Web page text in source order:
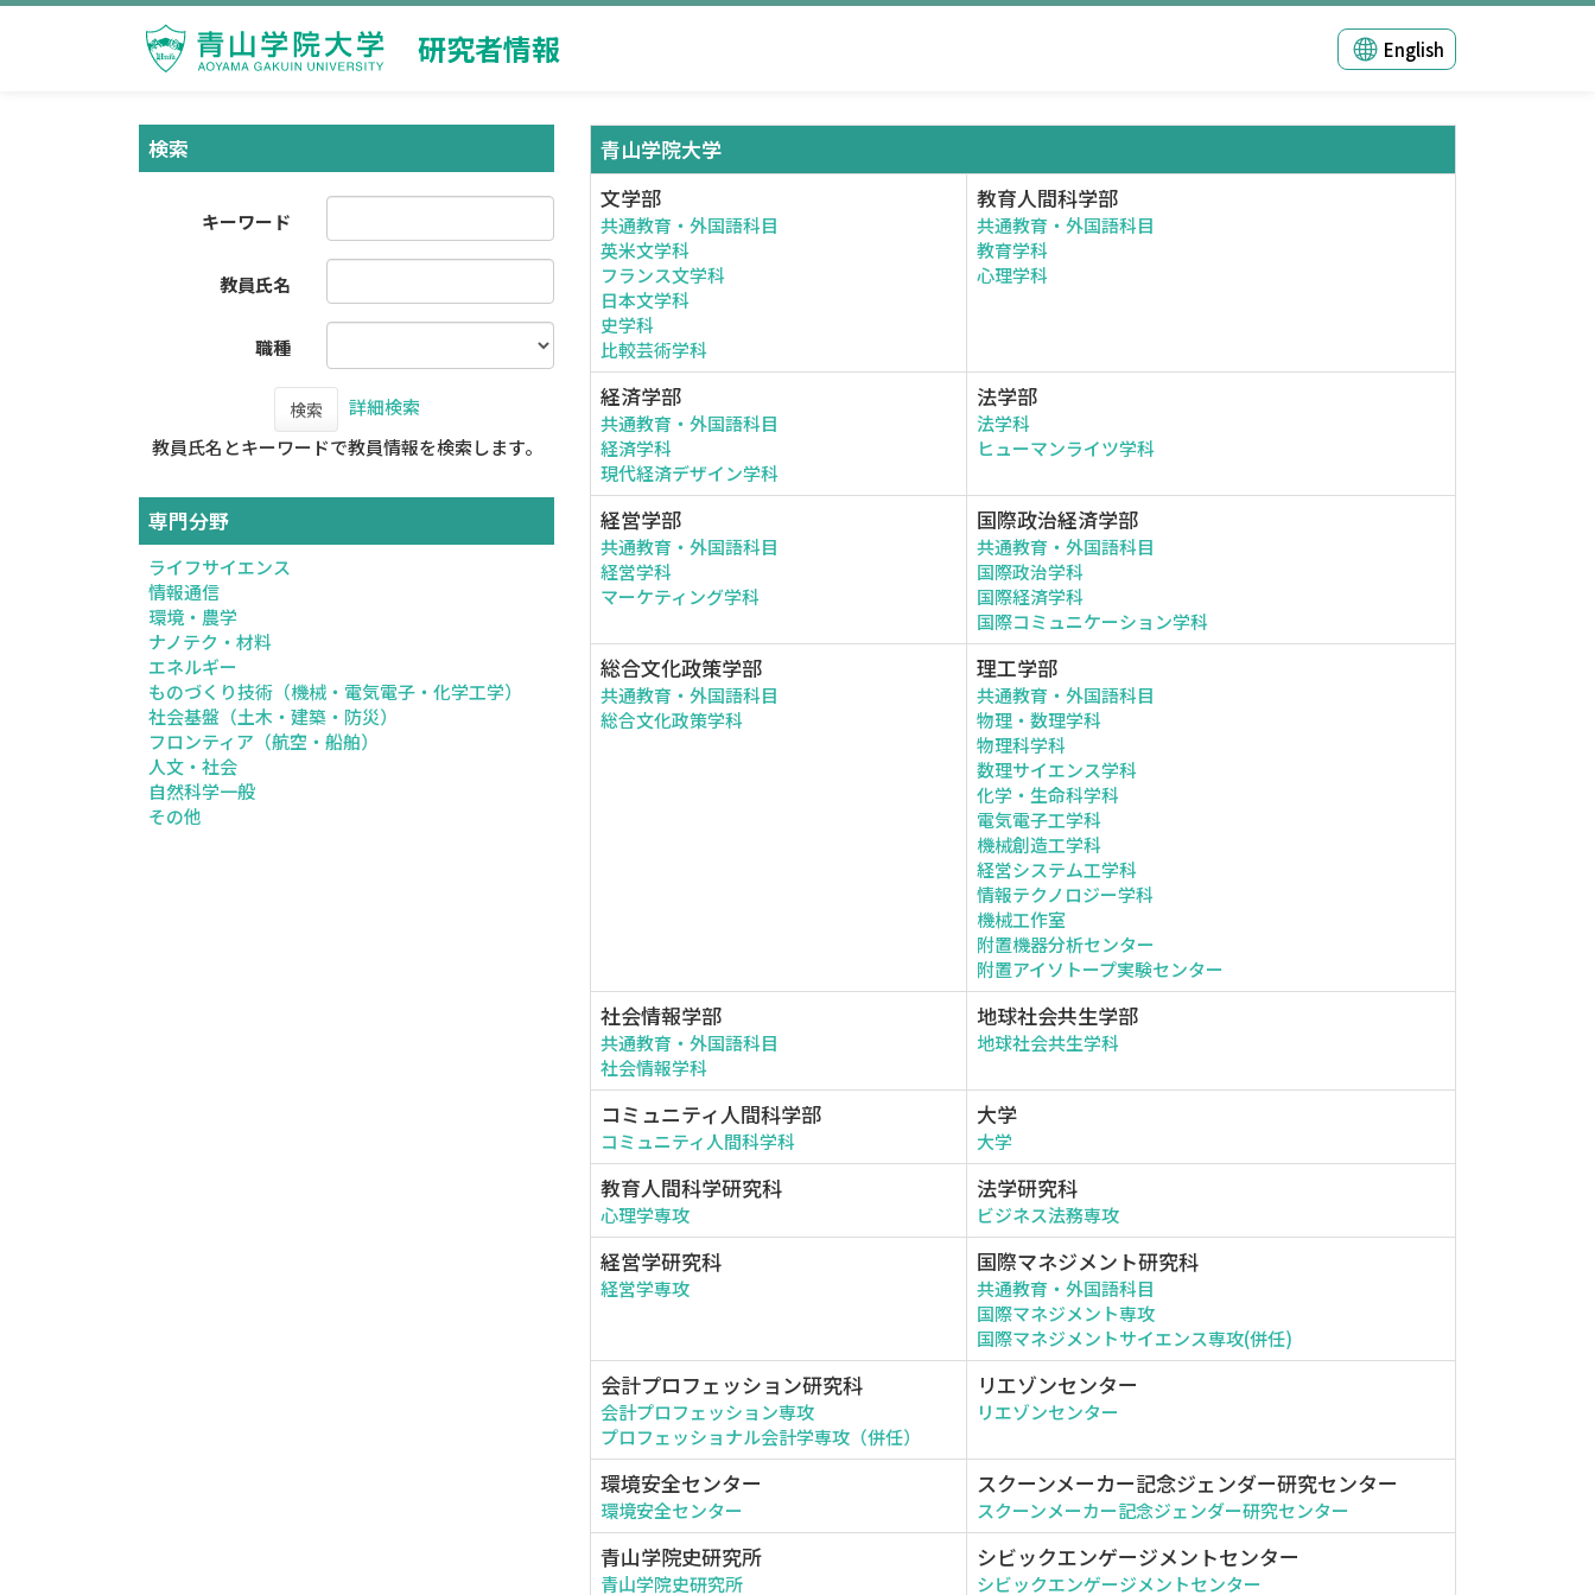
研究者情報 English
検索
キーワード
教員氏名
職種
検索
詳細検索
教員氏名とキーワードで教員情報を検索します。
専門分野
ライフサイエンス
情報通信
環境・農学
ナノテク・材料
エネルギー
ものづくり技術（機械・電気電子・化学工学）
社会基盤（土木・建築・防災）
フロンティア（航空・船舶）
人文・社会
自然科学一般
その他
青山学院大学
文学部
共通教育・外国語科目
英米文学科
フランス文学科
日本文学科
史学科
比較芸術学科
教育人間科学部
共通教育・外国語科目
教育学科
心理学科
経済学部
共通教育・外国語科目
経済学科
現代経済デザイン学科
法学部
法学科
ヒューマンライツ学科
経営学部
共通教育・外国語科目
経営学科
マーケティング学科
国際政治経済学部
共通教育・外国語科目
国際政治学科
国際経済学科
国際コミュニケーション学科
総合文化政策学部
共通教育・外国語科目
総合文化政策学科
理工学部
共通教育・外国語科目
物理・数理学科
物理科学科
数理サイエンス学科
化学・生命科学科
電気電子工学科
機械創造工学科
経営システム工学科
情報テクノロジー学科
機械工作室
附置機器分析センター
附置アイソトープ実験センター
社会情報学部
共通教育・外国語科目
社会情報学科
地球社会共生学部
地球社会共生学科
コミュニティ人間科学部
コミュニティ人間科学科
大学
大学
教育人間科学研究科
心理学専攻
法学研究科
ビジネス法務専攻
経営学研究科
経営学専攻
国際マネジメント研究科
共通教育・外国語科目
国際マネジメント専攻
国際マネジメントサイエンス専攻(併任)
会計プロフェッション研究科
会計プロフェッション専攻
プロフェッショナル会計学専攻（併任）
リエゾンセンター
リエゾンセンター
環境安全センター
環境安全センター
スクーンメーカー記念ジェンダー研究センター
スクーンメーカー記念ジェンダー研究センター
青山学院史研究所
青山学院史研究所
シビックエンゲージメントセンター
シビックエンゲージメントセンター